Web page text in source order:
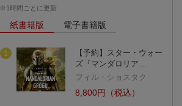
※1時間ごとに更新
紙書籍版 電子書籍版
1
【予約】スター・ウォー
ズ『マンダロリア…
フィル・ショスタク
8,800円（税込）